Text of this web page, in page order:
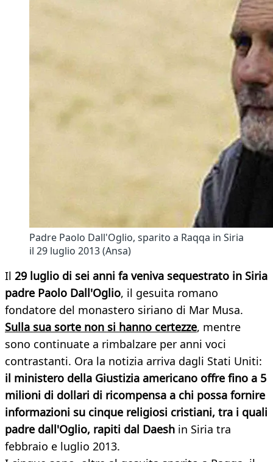
Padre Paolo Dall'Oglio, sparito a Raqqa in Siria
il 29 luglio 2013 (Ansa)
Il 29 luglio di sei anni fa veniva sequestrato in Siria
padre Paolo Dall'Oglio, il gesuita romano
fondatore del monastero siriano di Mar Musa.
Sulla sua sorte non si hanno certezze, mentre
sono continuate a rimbalzare per anni voci
contrastanti. Ora la notizia arriva dagli Stati Uniti:
il ministero della Giustizia americano offre fino a 5
milioni di dollari di ricompensa a chi possa fornire
informazioni su cinque religiosi cristiani, tra i quali
padre dall'Oglio, rapiti dal Daesh in Siria tra
febbraio e luglio 2013.